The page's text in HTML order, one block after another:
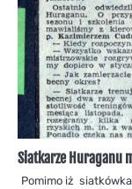
Siatkarze Huraganu
Pomimo iż